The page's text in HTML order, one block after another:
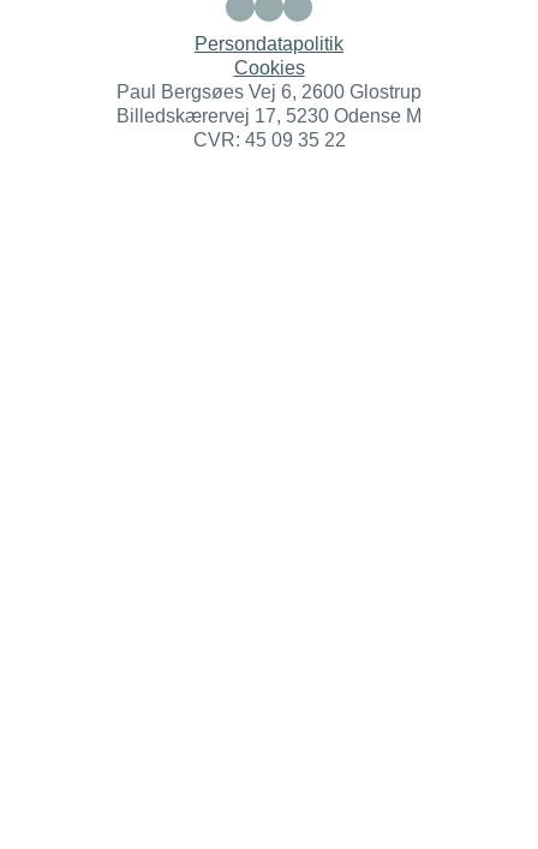
Persondatapolitik
Cookies
Paul Bergsøes Vej 6, 2600 Glostrup
Billedskærervej 17, 5230 Odense M
CVR: 45 09 35 22